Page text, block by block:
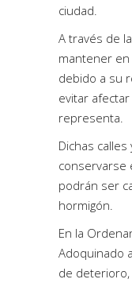
ciudad.
A través de
mantener
debido a su
evitar
representa.
Dichas
conservarse
podrán ser
hormigón.
En la
Adoquinado
de